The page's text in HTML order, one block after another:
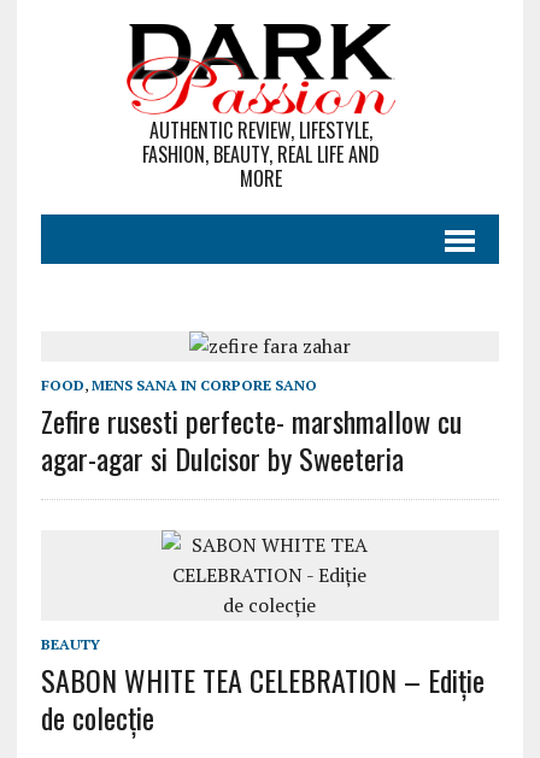
AUTHENTIC REVIEW, LIFESTYLE,
FASHION, BEAUTY, REAL LIFE AND
MORE
FOOD, MENS SANA IN CORPORE SANO
Zefire rusesti perfecte- marshmallow cu
agar-agar si Dulcisor by Sweeteria
BEAUTY
SABON WHITE TEA CELEBRATION – Ediție
de colecție